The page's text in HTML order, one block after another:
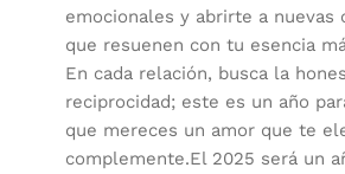
emocionales y abrirte a nuevas
que resuenen con tu esencia
En cada relación, busca la
reciprocidad; este es un año
que mereces un amor que te
complemente.El 2025 será un